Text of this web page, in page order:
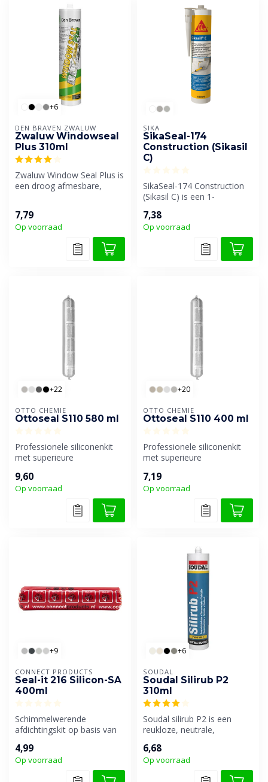
+6
DEN BRAVEN ZWALUW
Zwaluw Windowseal
Plus 310ml
Zwaluw Window Seal Plus is
een droog afmesbare,
7,79
Op voorraad
SIKA
SikaSeal-174
Construction (Sikasil
C)
SikaSeal-174 Construction
(Sikasil C) is een 1-
uithardende, ...
7,38
Op voorraad
+22
OTTO CHEMIE
Ottoseal S110 580 ml
Professionele siliconenkit
met superieure
Per worst ve...
9,60
Op voorraad
+20
OTTO CHEMIE
Ottoseal S110 400 ml
Professionele siliconenkit
met superieure
Per worst ve...
7,19
Op voorraad
+9
CONNECT PRODUCTS
Seal-it 216 Silicon-SA
400ml
Schimmelwerende
afdichtingskit op basis van
geschikt voor...
4,99
Op voorraad
+6
SOUDAL
Soudal Silirub P2
310ml
Soudal silirub P2 is een
reukloze, neutrale,
één-com...
6,68
Op voorraad